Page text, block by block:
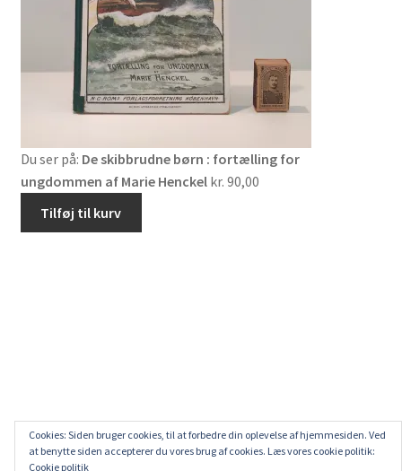
Du ser på: De skibbrudne børn : fortælling for
ungdommen af Marie Henckel kr. 90,00
Tilføj til kurv
Cookies: Siden bruger cookies, til at forbedre din oplevelse af hjemmesiden. Ved
at benytte siden accepterer du vores brug af cookies. Læs vores cookie politik:
Cookie politik